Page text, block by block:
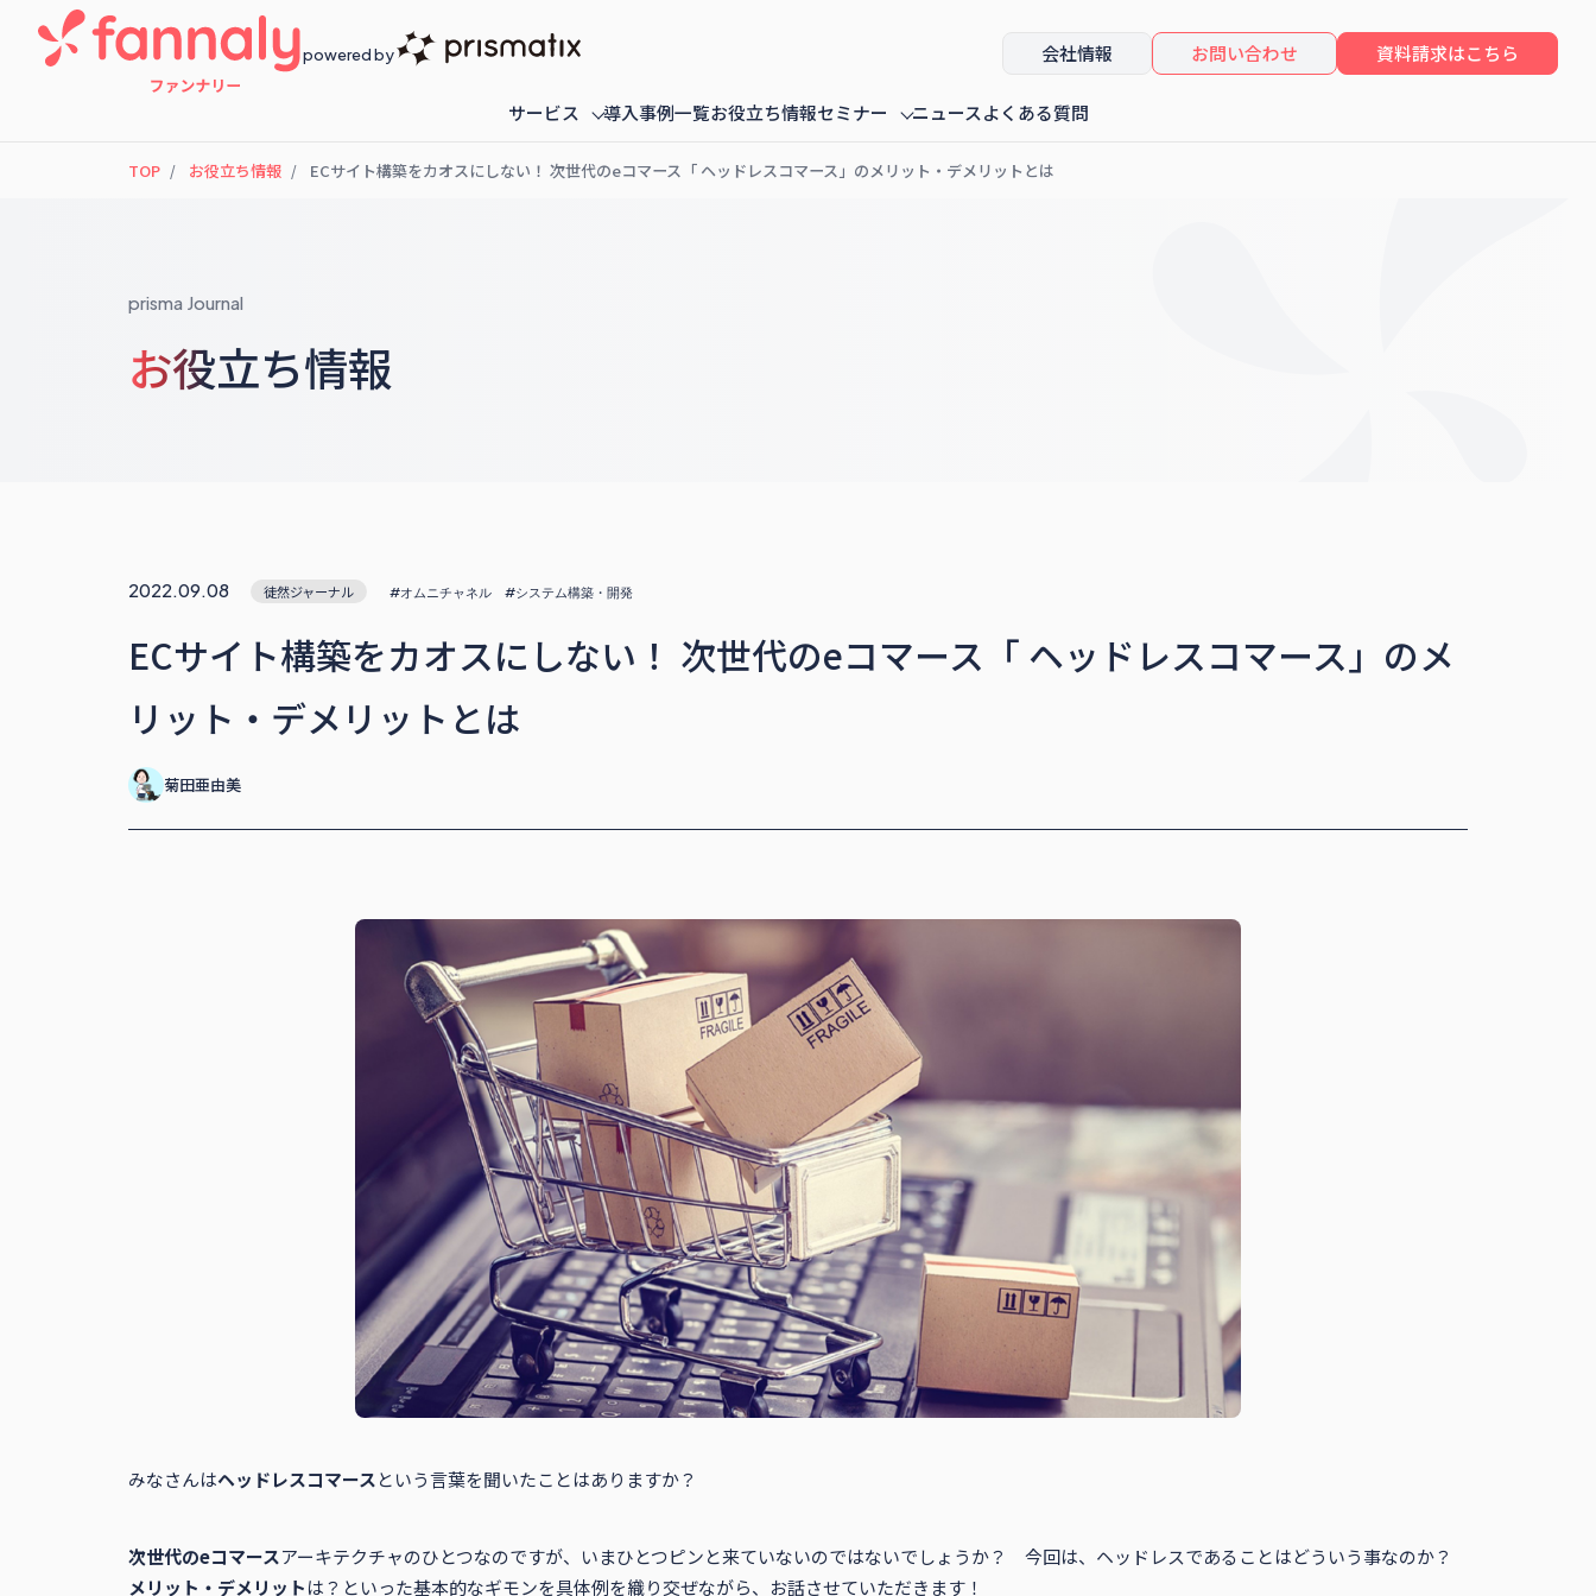
powered by 会社情報 お問い合わせ 資料請求はこちら
サービス 導入事例一覧お役立ち情報セミナー ニュースよくある質問
fannaly loyalty fannaly auth 導入・構築
開催予定のセミナー オンデマンド配信中のセミナー 過去に配信したセミナーレポート
TOP お役立ち情報 ECサイト構築をカオスにしない！ 次世代のeコマース「 ヘッドレスコマース」のメリット・デメリットとは
prisma Journal
お役立ち情報
2022.09.08 徒然ジャーナル #オムニチャネル #システム構築・開発
ECサイト構築をカオスにしない！ 次世代のeコマース「 ヘッドレスコマース」のメ
リット・デメリットとは
菊田亜由美
みなさんはヘッドレスコマースという言葉を聞いたことはありますか？
次世代のeコマースアーキテクチャのひとつなのですが、いまひとつピンと来ていないのではないでしょうか？ 今回は、ヘッドレスであることはどういう事なのか？
メリット・デメリットは？といった基本的なギモンを具体例を織り交ぜながら、お話させていただきます！